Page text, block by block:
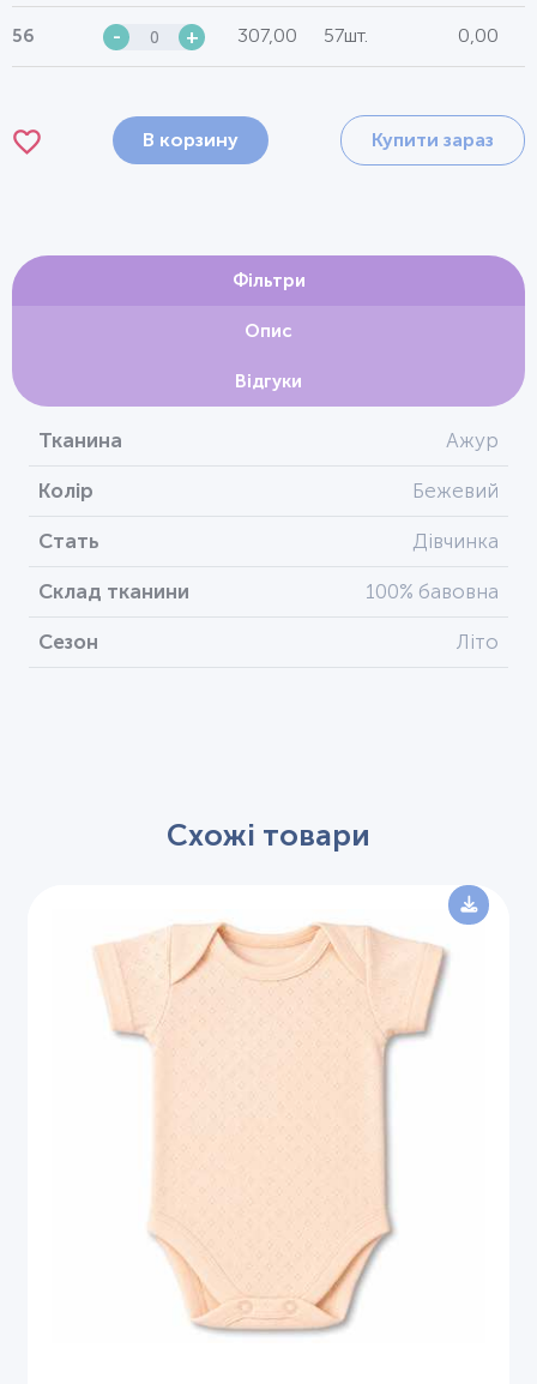
56 - + 307,00 57шт. 0,00
В корзину Купити зараз
Фільтри
Опис
Відгуки
Тканина Ажур
Колір Бежевий
Стать Дівчинка
Склад тканини 100% бавовна
Сезон Літо
Схожі товари